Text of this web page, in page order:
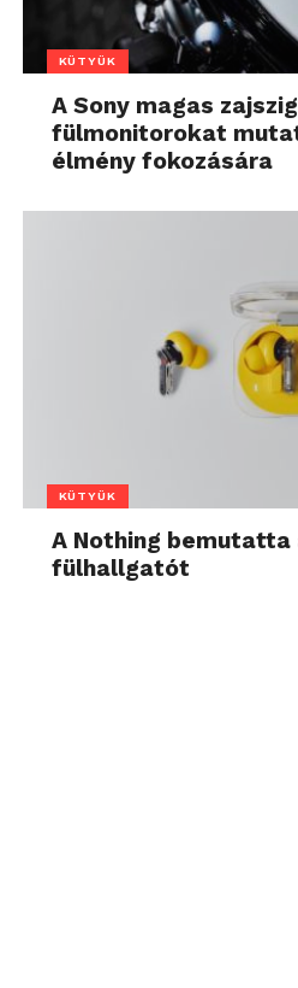
KÜTYÜK
A Sony magas
fülmonitorokat
élmény fokozására
KÜTYÜK
A Nothing bemutatta
fülhallgatót